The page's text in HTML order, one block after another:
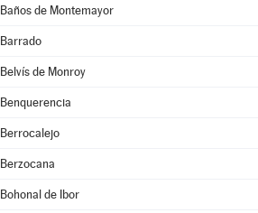
Baños de Montemayor
Barrado
Belvís de Monroy
Benquerencia
Berrocalejo
Berzocana
Bohonal de Ibor